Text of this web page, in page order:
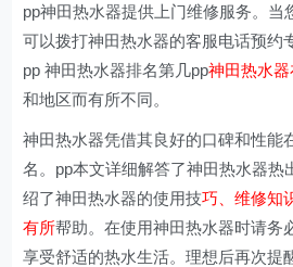
pp神田热水器提供上门维修服务。当
可以拨打神田热水器的客服电话预约
pp 神田热水器排名第几pp神田热水
和地区而有所不同。
神田热水器凭借其良好的口碑和性能
名。pp本文详细解答了神田热水器热
绍了神田热水器的使用技巧、维修知
有所帮助。在使用神田热水器时请务
享受舒适的热水生活。理想后再次提